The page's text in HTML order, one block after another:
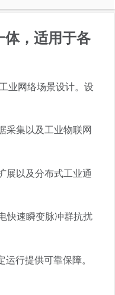
体，适用于各
业网络场景设计。设
采集以及工业物联网
展以及分布式工业通
快速瞬变脉冲群抗扰
行提供可靠保障。